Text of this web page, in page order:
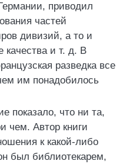
приводил
частей
дивизий, а то и
качества и т. д. В
разведка все
им понадобилось
показало, что ни та,
чем. Автор книги
к какой-либо
был библиотекарем,